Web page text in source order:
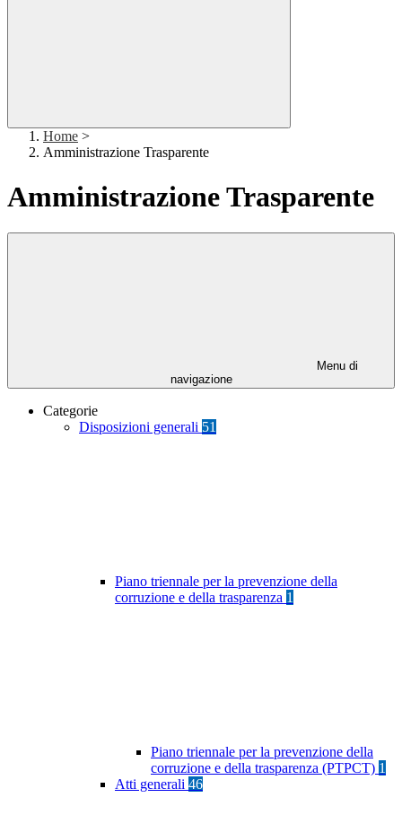
Home >
Amministrazione Trasparente
Amministrazione Trasparente
Menu di
navigazione
Categorie
Disposizioni generali 51
Piano triennale per la prevenzione della
corruzione e della trasparenza 1
Piano triennale per la prevenzione della
corruzione e della trasparenza (PTPCT) 1
Atti generali 46